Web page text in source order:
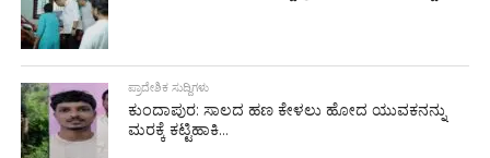
ಪ್ರಾದೇಶಿಕ ಸುದ್ದಿಗಳು
ಕುಂದಾಪುರ: ಸಾಲದ ಹಣ ಕೇಳಲು ಹೋದ ಯುವಕನನ್ನು
ಮರಕ್ಕೆ ಕಟ್ಟಿಹಾಕಿ...